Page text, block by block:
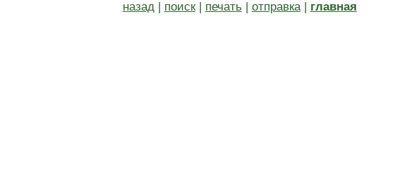
назад| поиск| печать | отправка| главная